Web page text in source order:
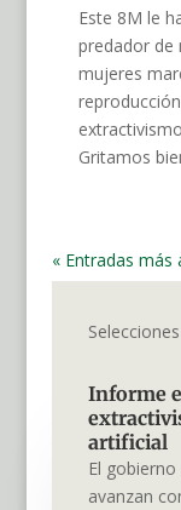
Este 8M le
predador de
mujeres
Gritamos
« Entradas más
Informe
artificial
El
avanzan